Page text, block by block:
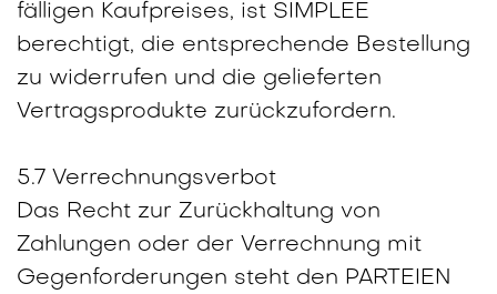
fälligen Kaufpreises, ist SIMPLEE
berechtigt, die entsprechende Bestellung
zu widerrufen und die gelieferten
Vertragsprodukte zurückzufordern.
5.7 Verrechnungsverbot
Das Recht zur Zurückhaltung von
Zahlungen oder der Verrechnung mit
Gegenforderungen steht den PARTEIEN